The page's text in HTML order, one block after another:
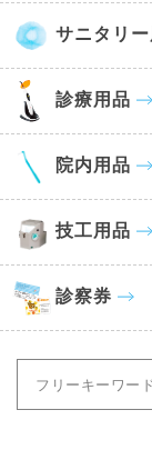
サニタリ
診療用品
院内用品
技工用品
診察券